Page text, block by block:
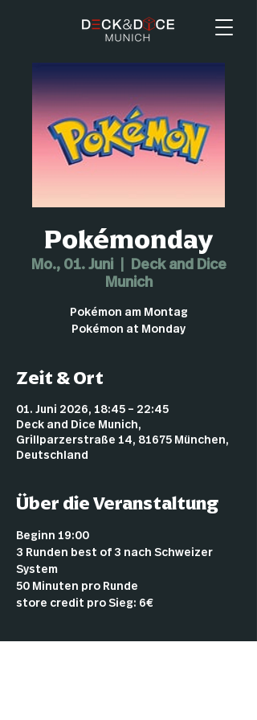
Pokémonday
Mo., 01. Juni
  |
Deck and Dice
Munich
Pokémon am Montag
Pokémon at Monday
Zeit & Ort
01. Juni 2026, 18:45 – 22:45
Deck and Dice Munich,
Grillparzerstraße 14, 81675 München,
Deutschland
Über die Veranstaltung
Beginn 19:00
3 Runden best of 3 nach Schweizer
System
50 Minuten pro Runde
store credit pro Sieg: 6€